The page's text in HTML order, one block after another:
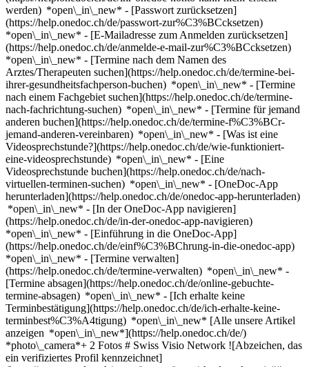
werden) *open\_in\_new* - [Passwort zurücksetzen]
(https://help.onedoc.ch/de/passwort-zur%C3%BCcksetzen)
*open\_in\_new* - [E-Mailadresse zum Anmelden zurücksetzen]
(https://help.onedoc.ch/de/anmelde-e-mail-zur%C3%BCcksetzen)
*open\_in\_new* - [Termine nach dem Namen des
Arztes/Therapeuten suchen](https://help.onedoc.ch/de/termine-bei-
ihrer-gesundheitsfachperson-buchen) *open\_in\_new* - [Termine
nach einem Fachgebiet suchen](https://help.onedoc.ch/de/termine-
nach-fachrichtung-suchen) *open\_in\_new* - [Termine für jemand
anderen buchen](https://help.onedoc.ch/de/termine-f%C3%BCr-
jemand-anderen-vereinbaren) *open\_in\_new* - [Was ist eine
Videosprechstunde?](https://help.onedoc.ch/de/wie-funktioniert-
eine-videosprechstunde) *open\_in\_new* - [Eine
Videosprechstunde buchen](https://help.onedoc.ch/de/nach-
virtuellen-terminen-suchen) *open\_in\_new* - [OneDoc-App
herunterladen](https://help.onedoc.ch/de/onedoc-app-herunterladen)
*open\_in\_new* - [In der OneDoc-App navigieren]
(https://help.onedoc.ch/de/in-der-onedoc-app-navigieren)
*open\_in\_new* - [Einführung in die OneDoc-App]
(https://help.onedoc.ch/de/einf%C3%BChrung-in-die-onedoc-app)
*open\_in\_new* - [Termine verwalten](https://help.onedoc.ch/de/termine-verwalten) *open\_in\_new* - [Termine absagen](https://help.onedoc.ch/de/online-gebuchte-termine-absagen) *open\_in\_new* - [Ich erhalte keine Terminbestätigung](https://help.onedoc.ch/de/ich-erhalte-keine-terminbest%C3%A4tigung) *open\_in\_new* [Alle unsere Artikel anzeigen *open\_in\_new*](https://help.onedoc.ch/de/) *photo\_camera*+ 2 Fotos # Swiss Visio Network ![Abzeichen, das ein verifiziertes Profil kennzeichnet](https://www.onedoc.ch/assets/images/icons/checkmark.svg) ## Ophthalmologisches Netzwerk Vorstellung Augen­zentren ![Dokument-Symbol, das die Vorstellung der Praxis ankündigt](https://www.onedoc.ch/assets/images/icons/presentation.svg) ### Vorstellung __Swiss Visio__ verfolgt die Mission, höchste Qualität in der Diagnose, Behandlung und Begleitung von Patientinnen und Patienten mit jeglicher Art von Augenerkrankungen zu gewährleisten – mit Ausnahme der Onkologie. ## __Unsere Fachgebiete__ __Swiss Visio__ ist auf die Augengesundheit der ganzen Familie spezialisiert und bietet augenärztliche Konsultationen in einem Umfeld medizinischer Exzellenz an. - Augenärztliche Konsultationen - Augenchirurgie - Glaukom - Katarakt (Grauer Star) - Uveitis - AMD (altersbedingte Makuladegeneration) - Hornhauterkrankungen - Refraktive Chirurgie zur Korrektur von Sehfehlern: - Myopie (Kurzsichtigkeit) - Presbyopie (Alterssichtigkeit) - Astigmatismus - Hyperopie (Weitsichtigkeit) - Augenärztlicher Notfalldienst: Konsultationen mit oder ohne Termin (bei Swiss Visio Montchoisi) [*arrow\_drop\_down*Mehr anzeigen](https://www.onedoc.ch) [![Swiss Visio Network, Ophthalmologisches Netzwerk in der Schweiz](https://assets.onedoc.ch/images/groups/86ac79bf288c7b4f9ac2fc761f7c77d02d5d9bbb582f6b1d7a65cc8cfebb5354-small.png "Swiss Visio Network, Ophthalmologisches Netzwerk in der Schweiz")](https://assets.onedoc.ch/images/groups/86ac79bf288c7b4f9ac2fc761f7c77d02d5d9bbb582f6b1d7a65cc8cfebb5354.png)[![Swiss Visio Network, Ophthalmologisches Netzwerk in der Schweiz](https://assets.onedoc.ch/images/groups/28eabdd87eec5a5beebef33d9fdd2fcf098ea6e2401330610691b952b5836a5e-small.png "Swiss Visio Network, Ophthalmologisches Netzwerk in der Schweiz")](https://assets.onedoc.ch/images/groups/28eabdd87eec5a5beebef33d9fdd2fcf098ea6e2401330610691b952b5836a5e.png)[![Swiss Visio Network, Ophthalmologisches Netzwerk in der Schweiz](https://assets.onedoc.ch/images/groups/8e83207f76fda6aa4a42561caf6293eee4b422e4f1fb67ee30902916bbff9940-small.png "Swiss Visio Network, Ophthalmologisches Netzwerk in der Schweiz")](https://assets.onedoc.ch/images/groups/8e83207f76fda6aa4a42561caf6293eee4b422e4f1fb67ee30902916bbff9940.png) #### Website [Zur Website *open\_in\_new*](https://www.swissmedical.net/de/swiss-visio) ![Gebäude-Icon zeigt alle Arbeitsorte, an denen die Gesundheitsfachperson tätig ist](https://www.onedoc.ch/assets/images/icons/locations.svg) ### Unsere Augen­zentren Bern [![Swiss Visio Saint-Imier, Medizinisches Zentrum in Saint-Imier](https://assets.onedoc.ch/images/entities/a2f445d61f817b55c6db6c7faccdbae9bd1c529fe37dc98d5ffad3797627566d-small.jpg "Swiss Visio Saint-Imier, Medizinisches Zentrum in Saint-Imier") \ __Swiss Visio Saint-Imier__ \ Rue Dr-Schwab 8 2610 Saint-Imier](https://www.onedoc.ch/de/medizinisches-zentrum/saint-imier/ebegj/swiss-visio-saint-imier) [![Swiss Visio Siloah, Medizinisches Zentrum in Gümligen](https://assets.onedoc.ch/images/entities/4220f6f60783246ff37853aa138122c0da7ba26cf0ae18f6e290c49b3f471fef-small.png "Swiss Visio Siloah, Medizinisches Zentrum in Gümligen") \ __Swiss Visio Siloah__ \ Worbstrasse 316 3073 Gümligen](https://www.onedoc.ch/de/medizinisches-zentrum/gumligen/ebd7g/swiss-visio-siloah) Freiburg [![Swiss Visio Fribourg, Medizinisches Zentrum in Freiburg](https://assets.onedoc.ch/images/entities/fa5e92cdc726166923b7ce9c8c1b0605ef268addc11e0d0bdea06a24d18703e3-small.jpg "Swiss Visio Fribourg, Medizinisches Zentrum in Freiburg") \ __Swiss Visio Fribourg__ \ Rue de Lausanne 87 1700 Freiburg](https://www.onedoc.ch/de/medizinisches-zentrum/freiburg/e1z2/swiss-visio-fribourg) Genf [![Swiss Visio Eaux-Vives, Medizinisches Zentrum in Genf](https://assets.onedoc.ch/images/entities/116fefb46e04fb38bd824c86c0d5ed39a4f20f9c922aba97ed42c674204f25af-small.jpg "Swiss Visio Eaux-Vives, Medizinisches Zentrum in Genf") \ __Swiss Visio Eaux-Vives__ \ Rue du Nant 4 1207 Genf](https://www.onedoc.ch/de/medizinisches-zentrum/genf/e1lt/swiss-visio-eaux-vives) Jura [![Swiss Visio Moutier, Medizinisches Zentrum in Moutier](https://assets.onedoc.ch/images/entities/4ec36a33c3b3cd6e6f2d5ad90be4504b804d7bd75aa94ebceba5087b729c79bf-small.jpg "Swiss Visio Moutier, Medizinisches Zentrum in Moutier") \ __Swiss Visio Moutier__ \ Rue de l'Écluse 3 2740 Moutier](https://www.onedoc.ch/de/medizinisches-zentrum/moutier/ebd3m/swiss-visio-moutier) Neuenburg [![Swiss Visio La Providence, Medizinisches Zentrum in Neuenburg](https://assets.onedoc.ch/images/entities/2219a0351ed1b89f4295b1eb29d82c894bf178c5514158eff8a1fd5824ad14d7-small.png "Swiss Visio La Providence, Medizinisches Zentrum in Neuenburg") \ __Swiss Visio La Providence__ \ Faubourg de l'Hôpital 81 2000 Neuenburg](https://www.onedoc.ch/de/medizinisches-zentrum/neuenburg/e08o/swiss-visio-la-providence) Tessin [![Swiss Visio Bellinzona, Medizinisches Zentrum in Bellinzona](https://assets.onedoc.ch/images/entities/07fe318bc608fdf2188027b17c4b9c1d27dd8467c72800e5133da5d0e0cf0c7c-small.jpg "Swiss Visio Bellinzona, Medizinisches Zentrum in Bellinzona") \ __Swiss Visio Bellinzona__ \ Via Carlo Salvioni 2a 6500 Bellinzona](https://www.onedoc.ch/de/medizinisches-zentrum/bellinzona/ebdmr/swiss-visio-bellinzona) [![Swiss Visio Chiasso, Medizinisches Zentrum in Chiasso](https://assets.onedoc.ch/images/entities/73ab1958533a18af6ec453de03955fc9c7883082183d3dee0c63ea3e83e4319d-small.jpg "Swiss Visio Chiasso, Medizinisches Zentrum in Chiasso") \ __Swiss Visio Chiasso__ \ c/o Centromedico Chiasso, Corso San Gottardo 6 6830 Chiasso](https://www.onedoc.ch/de/medizinisches-zentrum/chiasso/ebefh/swiss-visio-chiasso) [![Swiss Visio Lugano Stazione, Medizinisches Zentrum in Lugano](https://assets.onedoc.ch/images/entities/ecba59d9cd10e89089e0810cea6dbba4e7c133abdb1598370b45124d6bb01d0b-small.jpg "Swiss Visio Lugano Stazione, Medizinisches Zentrum in Lugano") \ __Swiss Visio Lugano Stazione__ \ c/o Centromedico Lugano, Piazzale Stazione 3 6900 Lugano](https://www.onedoc.ch/de/medizinisches-zentrum/lugano/ebefg/swiss-visio-lugano-stazione) Waadt [![Swiss Visio Beau-Rivage, Medizinisches Zentrum in Lausanne](https://assets.onedoc.ch/images/entities/948d6fb7ae66c445c810dfac35a0072d7b98fd5bbed4a37d034e7a860e85e551-small.jpg "Swiss Visio Beau-Rivage, Medizinisches Zentrum in Lausanne") \ __Swiss Visio Beau-Rivage__ \ Chemin de Beau-Rivage 18 1006 Lausanne](https://www.onedoc.ch/de/medizinisches-zentrum/lausanne/e1fl/swiss-visio-beau-rivage) [![Swiss Visio Chavannes, Medizinisches Zentrum in Chavannes-près-Renens](https://assets.onedoc.ch/images/entities/2fd543014e89c40e420894e915ce70a939678469ef459c76d8ebe3c3e85ccf5a-small.jpg "Swiss Visio Chavannes, Medizinisches Zentrum in Chavannes-près-Renens") \ __Swiss Visio Chavannes__ \ Route de la Maladière 16 1022 Chavannes-près-Renens](https://www.onedoc.ch/de/medizinisches-zentrum/chavannes-pres-renens/e1gt/swiss-visio-chavannes) [![Swiss Visio Genolier, Medizinisches Zentrum in Genolier](https://assets.onedoc.ch/images/entities/0b9f5af30fe6ab9f91b53ec4b56b2d8bfb3eb95cb61ae90b93a1ac6013a70572-small.jpg "Swiss Visio Genolier, Medizinisches Zentrum in Genolier") \ __Swiss Visio Genolier__ \ Route du Muids 5 1272 Genolier](https://www.onedoc.ch/de/medizinisches-zentrum/genolier/e08n/swiss-visio-genolier) [![Swiss Visio La Tour-de-Peilz, Medizinisches Zentrum in La Tour-de-Peilz](https://assets.onedoc.ch/images/entities/d86c83083ba5ad59e2077dee48dee26d2efe766c7234e5aa1e39386bc7cbf839-small.png "Swiss Visio La Tour-de-Peilz, Medizinisches Zentrum in La Tour-de-Peilz") \ __Swiss Visio La Tour-de-Peilz__ \ Avenue Gustave Courbet 6 1814 La Tour-de-Peilz](https://www.onedoc.ch/de/medizinisches-zentrum/la-tour-de-peilz/e08q/swiss-visio-la-tour-de-peilz) [![Swiss Visio Lausanne-Gare, Medizinisches Zentrum in Lausanne](https://assets.onedoc.ch/images/entities/53941f4b5fef7e89852268150ecaada865699b45e95f3bbaf9385511a80eeaf2-small.jpg "Swiss Visio Lausanne-Gare, Medizinisches Zentrum in Lausanne") \ __Swiss Visio Lausanne-Gare__ \ Avenue de la Gare 6 1003 Lausanne](https://www.onedoc.ch/de/medizinisches-zentrum/lausanne/ebd3n/swiss-visio-lausanne-gare) [![Swiss Visio Lutry, Medizinisches Zentrum in Lutry](https://assets.onedoc.ch/images/entities/bff60cc0f2e19b5db12b78cedb2ffd1e006d667ee575cd2858ca06b492a0a505-small.jpg "Swiss Visio Lutry, Medizinisches Zentrum in Lutry") \ __Swiss Visio Lutry__ \ Ruelle des Halles 1 1095 Lutry](https://www.onedoc.ch/de/medizinisches-zentrum/lutry/e08p/swiss-visio-lutry) [![Swiss Visio Montchoisi, Medizinisches Zentrum in Lausanne](https://assets.onedoc.ch/images/entities/c21ad2dde34f3ed0d96c94492992ee59e21416b0879207f54d14984d10649912-small.jpg "Swiss Visio Montchoisi, Medizinisches Zentrum in Lausanne") \ __Swiss Visio Montchoisi__ \ Avenue du Servan 38 1006 Lausanne](https://www.onedoc.ch/de/medizinisches-zentrum/lausanne/eqp0/swiss-visio-montchoisi) [![Swiss Visio Palézieux, Medizinisches Zentrum in Oron](https://assets.onedoc.ch/images/entities/cc64f0554965c6ee9cee26f5e735e3e8514bfa628e2d95cf2b033b45c7f53d0c-small.jpg "Swiss Visio Palézieux, Medizinisches Zentrum in Oron") \ __Swiss Visio Palézieux__ \ Grand-Rue 3b 1607 Oron](https://www.onedoc.ch/de/medizinisches-zentrum/oron/e938/swiss-visio-palezieux) Wallis [![Swiss Visio Martigny, Medizinisches Zentrum in Martigny](https://assets.onedoc.ch/images/entities/bd565c58a930f6c558949828e67b80